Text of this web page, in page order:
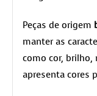
Peças de origem
manter as
como cor, brilho,
apresenta cores